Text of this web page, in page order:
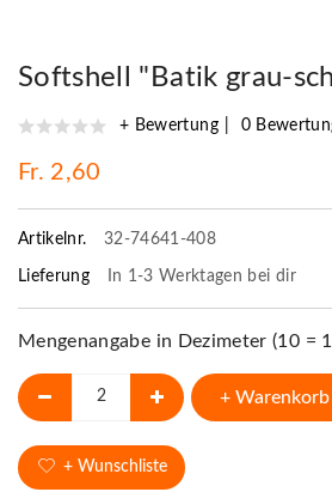
Softshell "Batik grau-
+ Bewertung 0
Fr. 2,60
Artikelnr. 32-74641-408
Lieferung In 1-3 Werktagen bei dir
Mengenangabe in Dezimeter (10 =
+ Warenkorb
+ Wunschliste